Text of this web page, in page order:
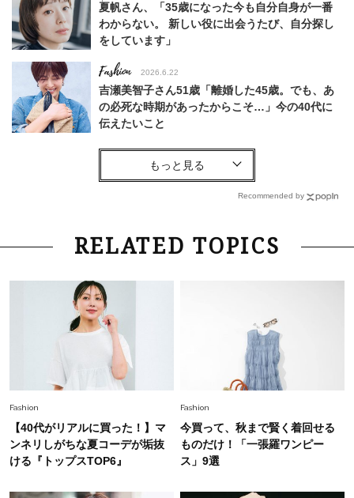
夏帆さん、「35歳になった今も自分自身が一番
わからない。 新しい役に出会うたび、自分探し
をしています」
Fashion 2026.6.22
吉瀬美智子さん51歳「離婚した45歳。でも、あ
の必死な時期があったからこそ…」今の40代に
伝えたいこと
Fashion
【40代コンサバ派】白Tシャツは「パール×ゴー
ルドアクセ」を合わせるのが正解！〈大野真理子
Lifestyle 2026.7.29
「お若いですね」は褒め言葉？“若い＝美しい”と
ーレス連載22】
Lifestyle
26年夏の【開運アクション】は”ひと拭き”習
慣！「金運アップ→トイレ、じゃあ底上げ運
は？」
中村ゆりさん「40代になり、やっと“仕事以外の
幸福感”に目が向いた」ライフスタイルも、服も
Fashion
Recommended by
RELATED TOPICS
Fashion
【40代がリアルに買った！】マ
ンネリしがちな夏コーデが垢抜
ける『トップスTOP6』
Fashion
今買って、秋まで賢く着回せる
ものだけ！「一張羅ワンピー
ス」9選